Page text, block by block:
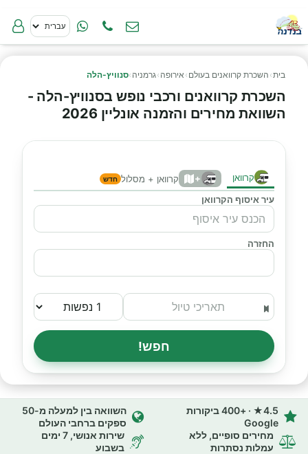
בית› השכרת קרוואנים בעולם › אירופה ›גרמניה ›סנוויץ-הלה
השכרת קרוואנים ורכבי נופש בסנוויץ-הלה -
השוואת מחירים והזמנה אונליין 2026
קרוואן + קרוואן + מסלול חדש
עיר איסוף הקרוואן
החזרה
חפש!
4.5★ · +400 ביקורות
Google
השוואה בין למעלה מ-50
ספקים ברחבי העולם
מחירים סופיים, ללא
עמלות נסתרות
שירות אנושי, 7 ימים
בשבוע